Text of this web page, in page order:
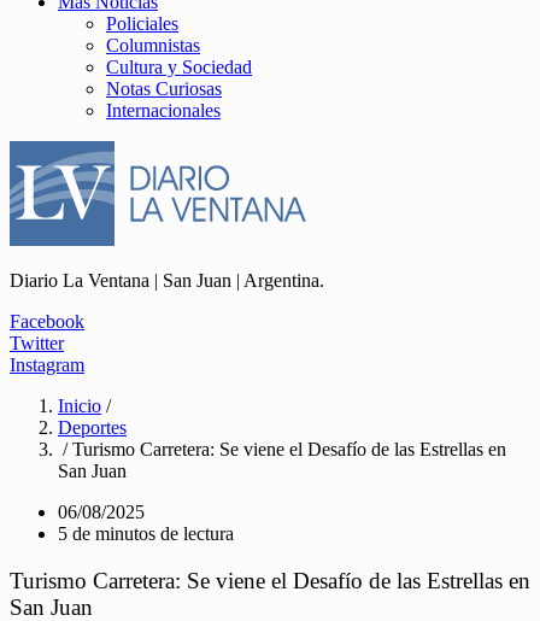
Policiales
Columnistas
Cultura y Sociedad
Notas Curiosas
Internacionales
Diario La Ventana | San Juan | Argentina.
Facebook
Twitter
Instagram
Inicio /
Deportes
/ Turismo Carretera: Se viene el Desafío de las Estrellas en
San Juan
06/08/2025
5 de minutos de lectura
Turismo Carretera: Se viene el Desafío de las Estrellas en
San Juan